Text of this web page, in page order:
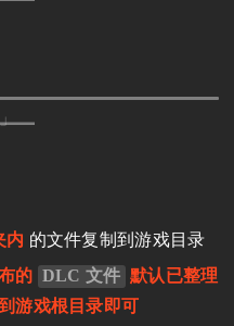
内 的文件复制到游戏目录
的 DLC 文件 默认已整理
游戏根目录即可